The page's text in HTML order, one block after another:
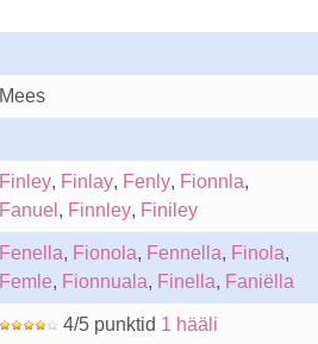
Mees
Finley, Finlay, Fenly, Fionnla,
Fanuel , Finnley, Finiley
Fenella, Fionola, Fennella, Finola,
Femle, Fionnuala, Finella, Faniëlla
4/5 punktid 1 hääli